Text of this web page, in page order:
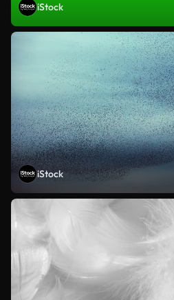
iStock
iStock